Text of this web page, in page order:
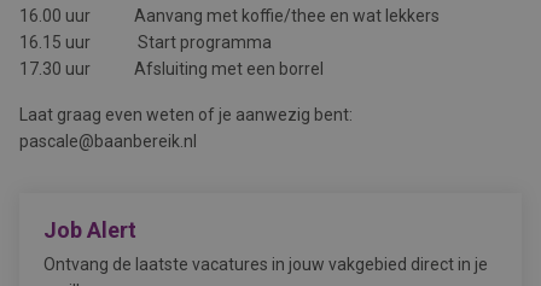
16.00 uur Aanvang met koffie/thee en wat lekkers
16.15 uur Start programma
17.30 uur Afsluiting met een borrel
Laat graag even weten of je aanwezig bent:
pascale@baanbereik.nl
Job Alert
Ontvang de laatste vacatures in jouw vakgebied direct in je